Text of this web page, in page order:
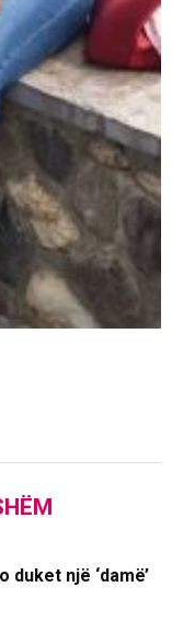
duket një ‘damë’